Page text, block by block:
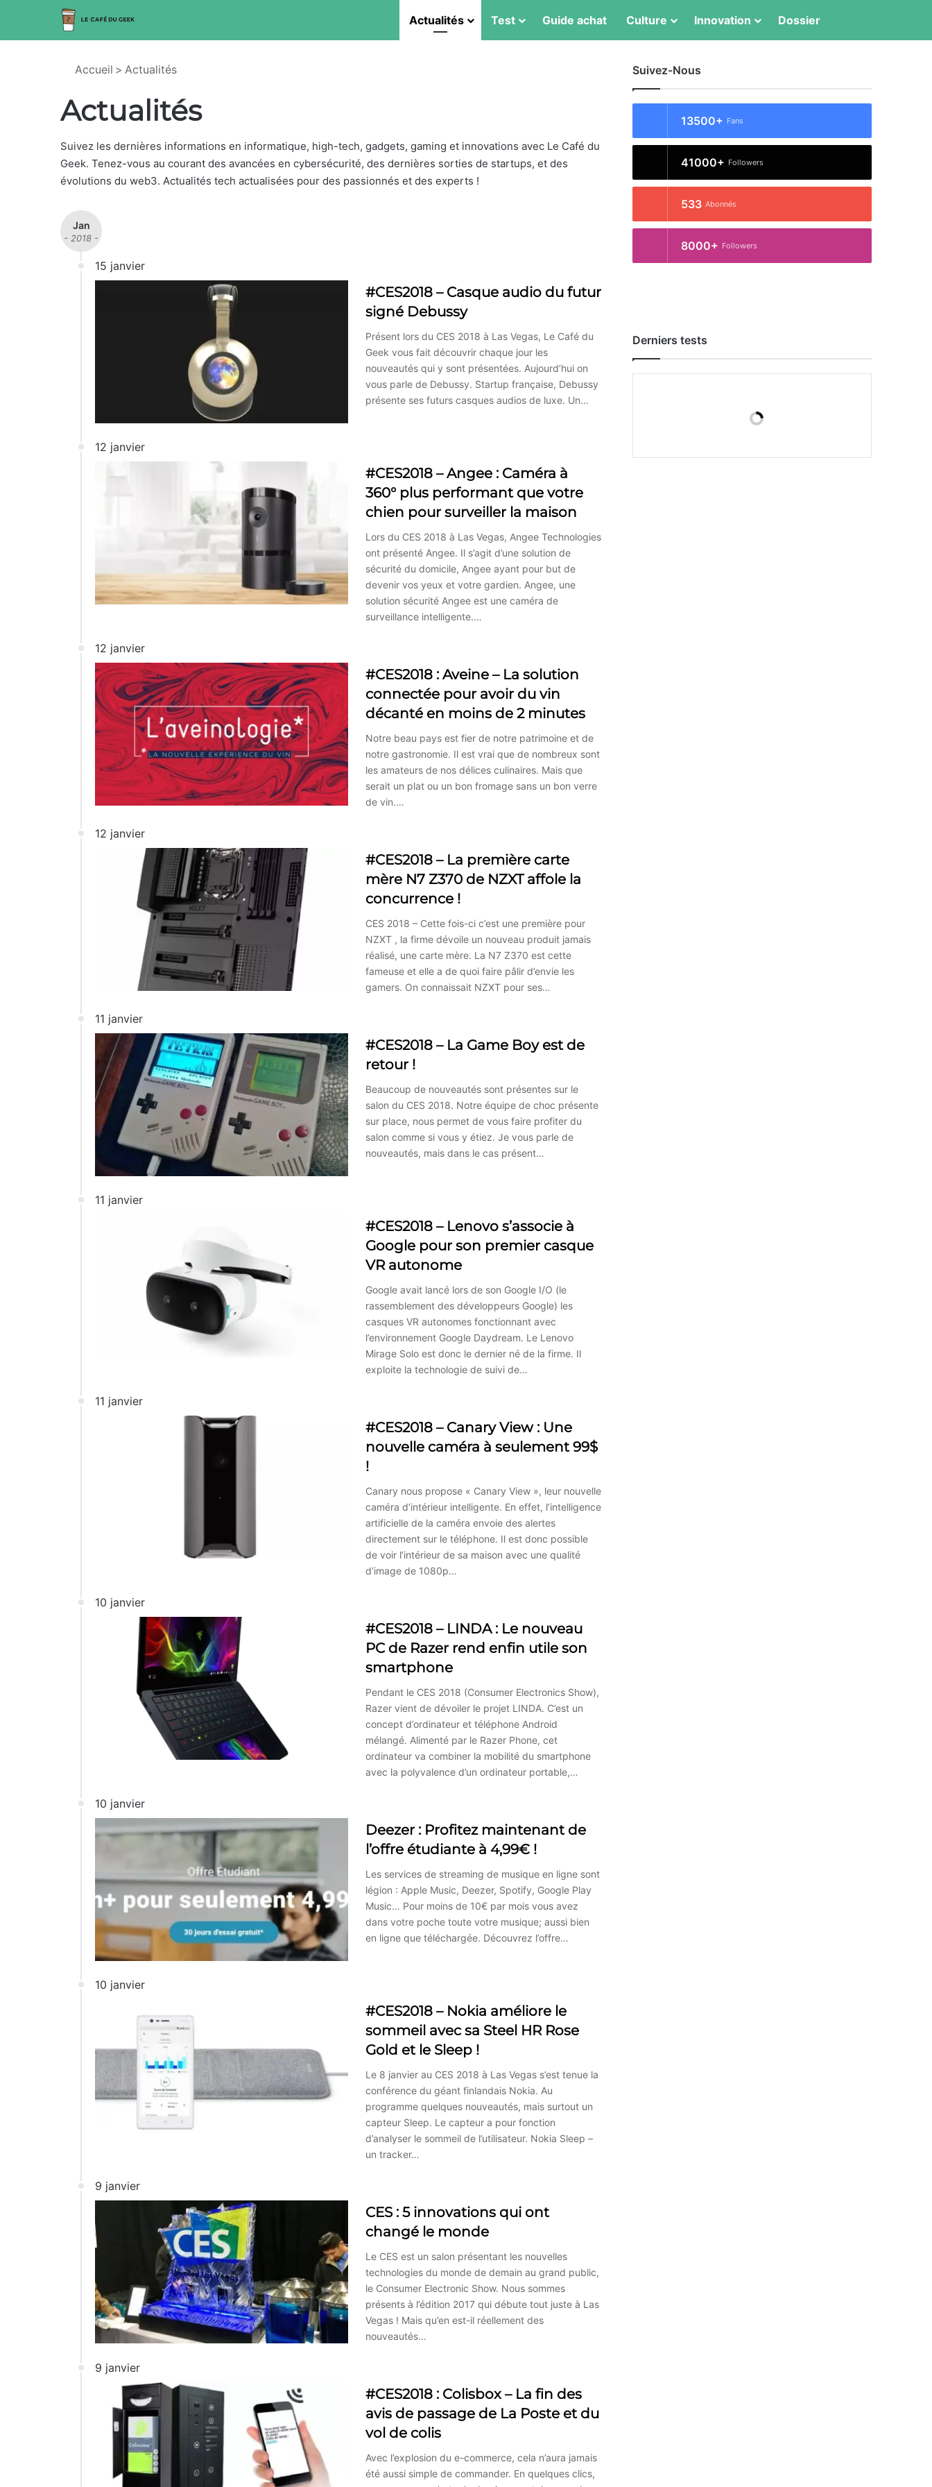
Actualités Test Guide achat Culture Innovation Dossier
Accueil > Actualités
Actualités
Suivez les dernières informations en informatique, high-tech, gadgets, gaming et innovations avec Le Café du
Geek. Tenez-vous au courant des avancées en cybersécurité, des dernières sorties de startups, et des
évolutions du web3. Actualités tech actualisées pour des passionnés et des experts !
Jan
- 2018 -
15 janvier
#CES2018 – Casque audio du futur
signé Debussy
Présent lors du CES 2018 à Las Vegas, Le Café du
Geek vous fait découvrir chaque jour les
nouveautés qui y sont présentées. Aujourd’hui on
vous parle de Debussy. Startup française, Debussy
présente ses futurs casques audios de luxe. Un…
12 janvier
#CES2018 – Angee : Caméra à
360° plus performant que votre
chien pour surveiller la maison
Lors du CES 2018 à Las Vegas, Angee Technologies
ont présenté Angee. Il s’agit d’une solution de
sécurité du domicile, Angee ayant pour but de
devenir vos yeux et votre gardien. Angee, une
solution sécurité Angee est une caméra de
surveillance intelligente.…
12 janvier
#CES2018 : Aveine – La solution
connectée pour avoir du vin
décanté en moins de 2 minutes
Notre beau pays est fier de notre patrimoine et de
notre gastronomie. Il est vrai que de nombreux sont
les amateurs de nos délices culinaires. Mais que
serait un plat ou un bon fromage sans un bon verre
de vin.…
12 janvier
#CES2018 – La première carte
mère N7 Z370 de NZXT affole la
concurrence !
CES 2018 – Cette fois-ci c’est une première pour
NZXT , la firme dévoile un nouveau produit jamais
réalisé, une carte mère. La N7 Z370 est cette
fameuse et elle a de quoi faire pâlir d’envie les
gamers. On connaissait NZXT pour ses…
11 janvier
#CES2018 – La Game Boy est de
retour !
Beaucoup de nouveautés sont présentes sur le
salon du CES 2018. Notre équipe de choc présente
sur place, nous permet de vous faire profiter du
salon comme si vous y étiez. Je vous parle de
nouveautés, mais dans le cas présent…
11 janvier
#CES2018 – Lenovo s’associe à
Google pour son premier casque
VR autonome
Google avait lancé lors de son Google I/O (le
rassemblement des développeurs Google) les
casques VR autonomes fonctionnant avec
l’environnement Google Daydream. Le Lenovo
Mirage Solo est donc le dernier né de la firme. Il
exploite la technologie de suivi de…
11 janvier
#CES2018 – Canary View : Une
nouvelle caméra à seulement 99$
!
Canary nous propose « Canary View », leur nouvelle
caméra d’intérieur intelligente. En effet, l’intelligence
artificielle de la caméra envoie des alertes
directement sur le téléphone. Il est donc possible
de voir l’intérieur de sa maison avec une qualité
d’image de 1080p…
10 janvier
#CES2018 – LINDA : Le nouveau
PC de Razer rend enfin utile son
smartphone
Pendant le CES 2018 (Consumer Electronics Show),
Razer vient de dévoiler le projet LINDA. C’est un
concept d’ordinateur et téléphone Android
mélangé. Alimenté par le Razer Phone, cet
ordinateur va combiner la mobilité du smartphone
avec la polyvalence d’un ordinateur portable,…
10 janvier
Deezer : Profitez maintenant de
l’offre étudiante à 4,99€ !
Les services de streaming de musique en ligne sont
légion : Apple Music, Deezer, Spotify, Google Play
Music… Pour moins de 10€ par mois vous avez
dans votre poche toute votre musique; aussi bien
en ligne que téléchargée. Découvrez l’offre…
10 janvier
#CES2018 – Nokia améliore le
sommeil avec sa Steel HR Rose
Gold et le Sleep !
Le 8 janvier au CES 2018 à Las Vegas s’est tenue la
conférence du géant finlandais Nokia. Au
programme quelques nouveautés, mais surtout un
capteur Sleep. Le capteur a pour fonction
d’analyser le sommeil de l’utilisateur. Nokia Sleep –
un tracker…
9 janvier
CES : 5 innovations qui ont
changé le monde
Le CES est un salon présentant les nouvelles
technologies du monde de demain au grand public,
le Consumer Electronic Show. Nous sommes
présents à l’édition 2017 qui débute tout juste à Las
Vegas ! Mais qu’en est-il réellement des
nouveautés…
9 janvier
#CES2018 : Colisbox – La fin des
avis de passage de La Poste et du
vol de colis
Avec l’explosion du e-commerce, cela n’aura jamais
été aussi simple de commander. En quelques clics,
Suivez-Nous
13500+ Fans
41000+ Followers
533 Abonnés
8000+ Followers
Derniers tests